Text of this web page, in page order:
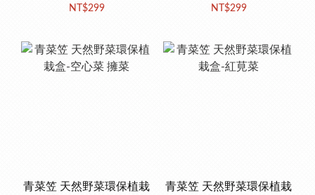
NT$299
NT$299
青菜笠 天然野菜環保植栽
青菜笠 天然野菜環保植栽